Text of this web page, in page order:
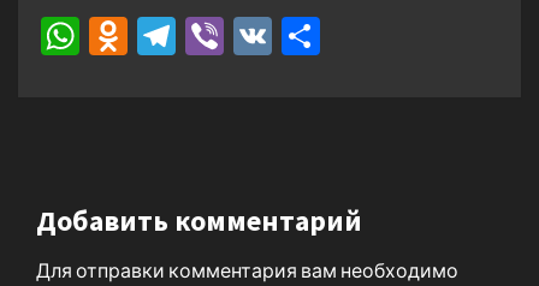
WhatsApp
Odnoklassniki
Telegram
Viber
VK
Добавить комментарий
Для отправки комментария вам необходимо